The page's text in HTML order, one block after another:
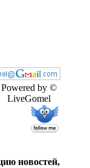
Powered by ©
LiveGomel
новостей,